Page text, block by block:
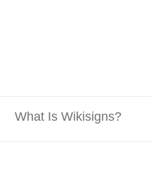
What Is Wikisigns?